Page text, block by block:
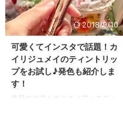
2018/9/10
可愛くてインスタで話題！カ
イリジュメイのティントリッ
プをお試し♪発色も紹介しま
す！
先日のロフトのコスメフェスティ